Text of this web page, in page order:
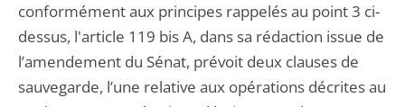
conformément aux principes rappelés au point 3 ci-
dessus, l'article 119 bis A, dans sa rédaction issue de
l’amendement du Sénat, prévoit deux clauses de
sauvegarde, l’une relative aux opérations décrites au